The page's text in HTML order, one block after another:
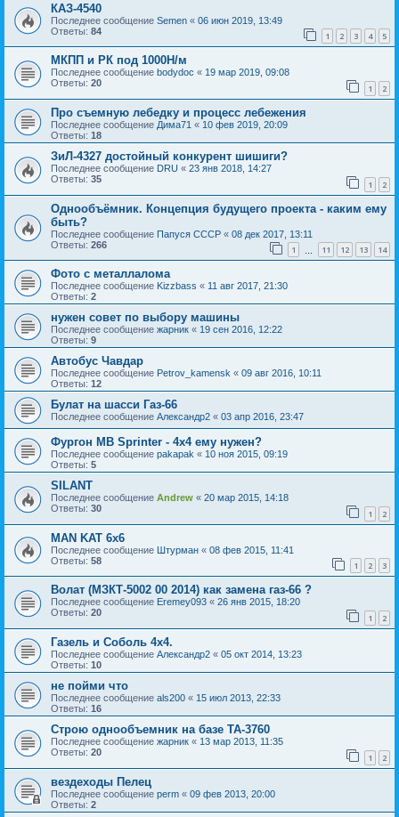
КАЗ-4540
Последнее сообщение Semen « 06 июн 2019, 13:49
Ответы: 84 1 2 3 4 5
МКПП и РК под 1000Н/м
Последнее сообщение bodydoc « 19 мар 2019, 09:08
Ответы: 20 1 2
Про съемную лебедку и процесс лебежения
Последнее сообщение Дима71 « 10 фев 2019, 20:09
Ответы: 18
ЗиЛ-4327 достойный конкурент шишиги?
Последнее сообщение DRU « 23 янв 2018, 14:27
Ответы: 35 1 2
Однообъёмник. Концепция будущего проекта - каким ему
быть?
Последнее сообщение Папуся СССР « 08 дек 2017, 13:11
Ответы: 266 1 11 12 13 14
Фото с металлалома
Последнее сообщение Kizzbass « 11 авг 2017, 21:30
Ответы: 2
нужен совет по выбору машины
Последнее сообщение жарник « 19 сен 2016, 12:22
Ответы: 9
Автобус Чавдар
Последнее сообщение Petrov_kamensk « 09 авг 2016, 10:11
Ответы: 12
Булат на шасси Газ-66
Последнее сообщение Александр2 « 03 апр 2016, 23:47
Фургон MB Sprinter - 4x4 ему нужен?
Последнее сообщение pakapak « 10 ноя 2015, 09:19
Ответы: 5
SILANT
Последнее сообщение Andrew « 20 мар 2015, 14:18
Ответы: 30 1 2
MAN KAT 6х6
Последнее сообщение Штурман « 08 фев 2015, 11:41
Ответы: 58 1 2 3
Волат (МЗКТ-5002 00 2014) как замена газ-66 ?
Последнее сообщение Eremey093 « 26 янв 2015, 18:20
Ответы: 20 1 2
Газель и Соболь 4х4.
Последнее сообщение Александр2 « 05 окт 2014, 13:23
Ответы: 10
не пойми что
Последнее сообщение als200 « 15 июл 2013, 22:33
Ответы: 16
Строю однообъемник на базе ТА-3760
Последнее сообщение жарник « 13 мар 2013, 11:35
Ответы: 20 1 2
вездеходы Пелец
Последнее сообщение perm « 09 фев 2013, 20:00
Ответы: 2